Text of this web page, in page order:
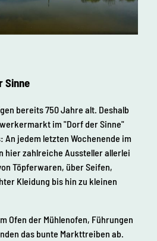
Sinne
bereits 750 Jahre alt. Deshalb
im "Dorf der Sinne"
An jedem letzten Wochenende im
hier zahlreiche Aussteller allerlei
Töpferwaren, über Seifen,
Kleidung bis hin zu kleinen
Ofen der Mühlenofen, Führungen
das bunte Markttreiben ab.